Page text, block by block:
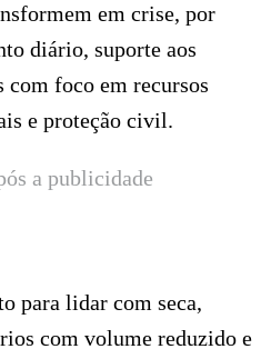
em crise, por
diário, suporte aos
foco em recursos
e proteção civil.
a publicidade
para lidar com seca,
com volume reduzido e